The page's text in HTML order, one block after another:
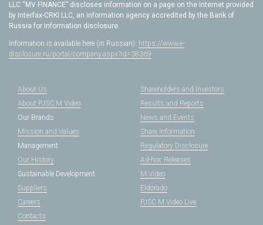
LLC “MV FINANCE” discloses information on a page on the Internet provided
by Interfax-CRKI LLC, an information agency accredited by the Bank of
Russia for information disclosure.
Information is available here (in Russian): https://www.e-
disclosure.ru/portal/company.aspx?id=38369
About Us
About PJSC M.Video
Our Brands
Mission and Values
Management
Our History
Shareholders and Investors
Results and Reports
News and Events
Share Information
Regulatory Disclosure
Ad-hoc Releases
Sustainable Development
Suppliers
Careers
Contacts
M.Video
Eldorado
PJSC M.Video Live